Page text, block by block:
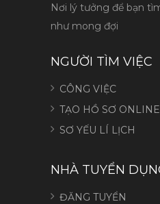
Nơi lý tưởng để bạn
như mong đợi
NGƯỜI TÌM VIỆC
CÔNG VIỆC
TẠO HỒ SƠ ONLINE
SƠ YẾU LÍ LỊCH
NHÀ TUYỂN
ĐĂNG TUYỂN